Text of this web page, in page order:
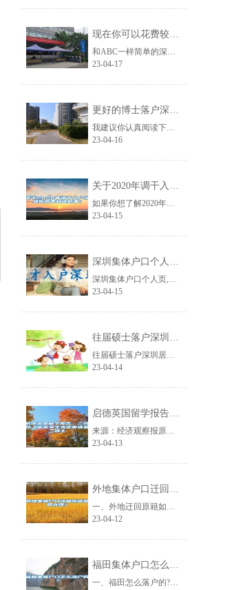
现在你可以花费较少的努力获得深圳研究生落户政策？
和ABC一样简单的深圳研究生落户政策资讯，在网络上越来越少了，如果你刚好遇到......
23-04-17
更好的博士落户深圳的条件应对方法！
我建议你认真阅读下面的文章，分享的博士落户深圳的条件信息很可能网络上从来没有......
23-04-16
关于2020年调干入户深圳你所不知道的事！
如果你想了解2020年调干入户深圳的信息，那么关于2020年调干入户深圳你所......
23-04-15
深圳集体户口个人页,毕业生落户深圳
深圳集体户口个人页,生落户深圳你怎样看待深圳这座城市？可去专栏“在深圳奋斗”......
23-04-15
往届硕士落户深圳居住证入户条件
往届硕士落户深圳居住证入户条件深圳是一座宜居的城市，也是一座敬老爱老的城市。......
23-04-14
启德英国留学报告：三成以上留英学生考虑申请第二硕士
来源：经济观察报原标题：启德英国留学报告：三成以上留英学生考虑申请第二硕士经......
23-04-13
外地集体户口迁回原籍如何办理？
一、外地迁回原籍如何办理?从原籍所在地派出开出同意迁入的准迁证，凭此准迁证即......
23-04-12
福田集体户口怎么落户的？
一、福田怎么落户的?(一)集体户口是农转非的，不能回原籍，若是想要办理落户，......